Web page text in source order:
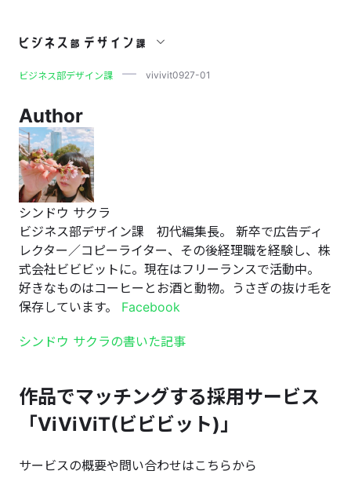
vivivit0927-01
ビジネス部デザイン課 vivivit0927-01
Author
シンドウ サクラ
ビジネス部デザイン課 初代編集長。 新卒で広告ディ
レクター／コピーライター、その後経理職を経験し、株
式会社ビビビットに。現在はフリーランスで活動中。
好きなものはコーヒーとお酒と動物。うさぎの抜け毛を
保存しています。 Facebook
シンドウ サクラの書いた記事
作品でマッチングする採用サービス
「ViViViT(ビビビット)」
サービスの概要や問い合わせはこちらから